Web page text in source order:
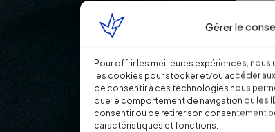
Gérer le
Pour offrir les meilleures expériences,
les cookies pour stocker et/ou accéder
de consentir à ces technologies nous
que le comportement de navigation ou les
consentir ou de retirer son consentement
caractéristiques et fonctions.